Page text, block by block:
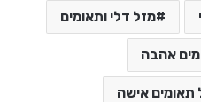
מזל דלי ותאומים
אהבה
תאומים אישה